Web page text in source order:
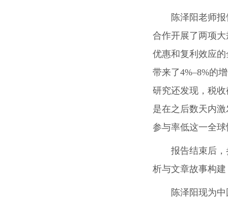
陈泽阳老师
合作开展了两项
优惠和复利效应
带来了4%–8%的
研究还发现，税
是在之后数天内
参与率低这一全
报告结束后
析与文章故事构
陈泽阳现为